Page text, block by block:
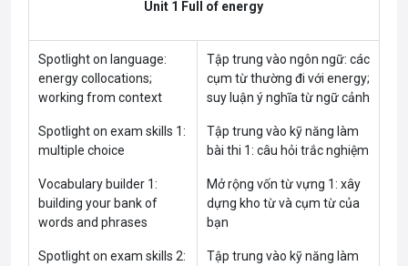
Unit 1 Full of energy
Spotlight on language:
energy collocations;
working from context
Spotlight on exam skills 1:
multiple choice
Vocabulary builder 1:
building your bank of
words and phrases
Spotlight on exam skills 2:
Tập trung vào ngôn ngữ: các
cụm từ thường đi với energy;
suy luận ý nghĩa từ ngữ cảnh
Tập trung vào kỹ năng làm
bài thi 1: câu hỏi trắc nghiệm
Mở rộng vốn từ vựng 1: xây
dựng kho từ và cụm từ của
bạn
Tập trung vào kỹ năng làm